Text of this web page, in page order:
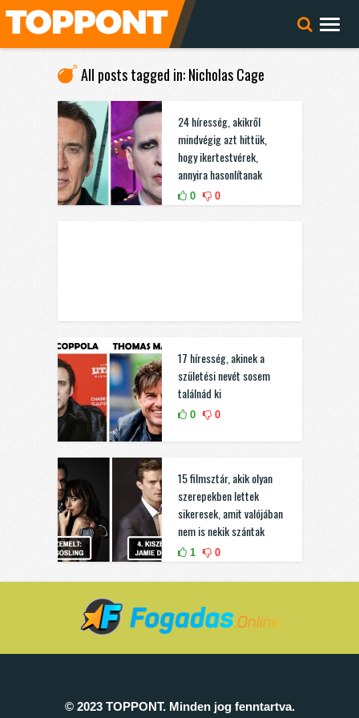
All posts tagged in: Nicholas Cage
24 híresség, akikről
mindvégig azt hittük,
hogy ikertestvérek,
annyira hasonlítanak
0 0
17 híresség, akinek a
születési nevét sosem
találnád ki
0 0
15 filmsztár, akik olyan
szerepekben lettek
sikeresek, amit valójában
nem is nekik szántak
1 0
© 2023 TOPPONT. Minden jog fenntartva.